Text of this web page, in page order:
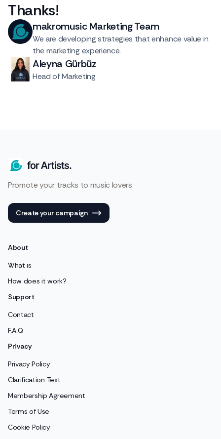
Thanks!
makromusic Marketing Team
We are developing strategies that enhance value in
the marketing experience.
Aleyna Gürbüz
Head of Marketing
Promote your tracks to music lovers
Create your campaign
About
What is
How does it work?
Support
Contact
F.A.Q
Privacy
Privacy Policy
Clarification Text
Membership Agreement
Terms of Use
Cookie Policy